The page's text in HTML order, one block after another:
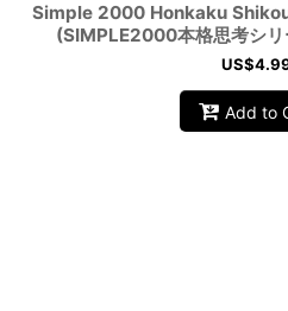
Simple 2000 Honkaku
(SIMPLE2000本格思考シ
US$
Add to